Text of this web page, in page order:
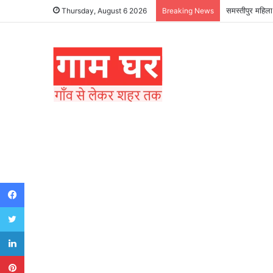
Thursday, August 6 2026 Breaking News हड़ताली
Facebook
Twitter
LinkedIn
Pinterest